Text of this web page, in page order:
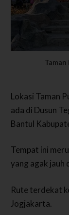
Lokasi Taman
ada di Dusun
Bantul
Tempat ini
yang agak jauh
Rute terdekat
Jogjakarta.